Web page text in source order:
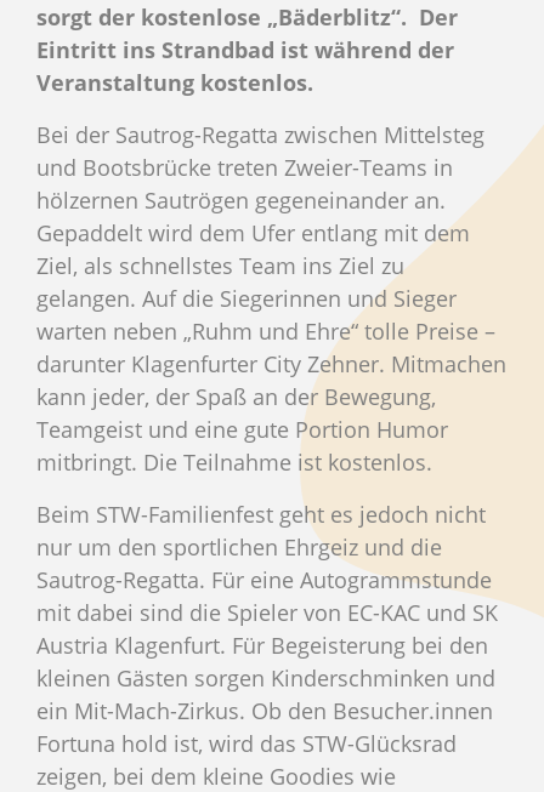
sorgt der kostenlose „Bäderblitz“. Der
Eintritt ins Strandbad ist während der
Veranstaltung kostenlos.
Bei der Sautrog-Regatta zwischen Mittelsteg
und Bootsbrücke treten Zweier-Teams in
hölzernen Sautrögen gegeneinander an.
Gepaddelt wird dem Ufer entlang mit dem
Ziel, als schnellstes Team ins Ziel zu
gelangen. Auf die Siegerinnen und Sieger
warten neben „Ruhm und Ehre“ tolle Preise –
darunter Klagenfurter City Zehner. Mitmachen
kann jeder, der Spaß an der Bewegung,
Teamgeist und eine gute Portion Humor
mitbringt. Die Teilnahme ist kostenlos.
Beim STW-Familienfest geht es jedoch nicht
nur um den sportlichen Ehrgeiz und die
Sautrog-Regatta. Für eine Autogrammstunde
mit dabei sind die Spieler von EC-KAC und SK
Austria Klagenfurt. Für Begeisterung bei den
kleinen Gästen sorgen Kinderschminken und
ein Mit-Mach-Zirkus. Ob den Besucher.innen
Fortuna hold ist, wird das STW-Glücksrad
zeigen, bei dem kleine Goodies wie